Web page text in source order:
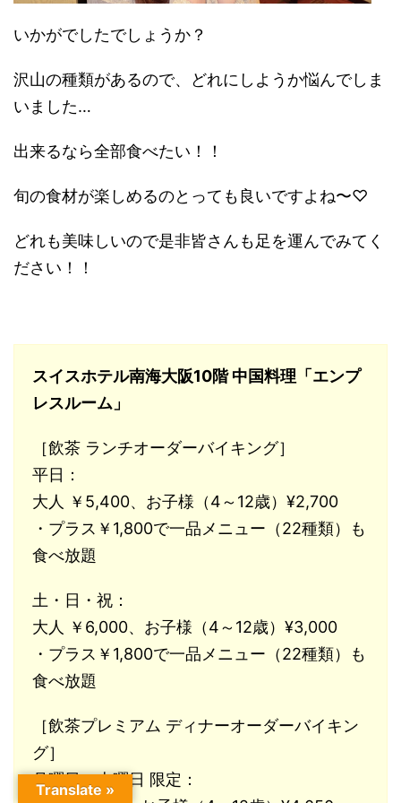
いかがでしたでしょうか？
沢山の種類があるので、どれにしようか悩んでしま
いました…
出来るなら全部食べたい！！
旬の食材が楽しめるのとっても良いですよね〜♡
どれも美味しいので是非皆さんも足を運んでみてく
ださい！！
スイスホテル南海大阪10階 中国料理「エンプ
レスルーム」
［飲茶 ランチオーダーバイキング］
平日：
大人 ￥5,400、お子様（4～12歳）¥2,700
・プラス￥1,800で一品メニュー（22種類）も
食べ放題
土・日・祝：
大人 ￥6,000、お子様（4～12歳）¥3,000
・プラス￥1,800で一品メニュー（22種類）も
食べ放題
［飲茶プレミアム ディナーオーダーバイキン
グ］
月曜日・火曜日 限定：
Translate »